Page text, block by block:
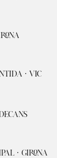
· VIC
· GIRONA